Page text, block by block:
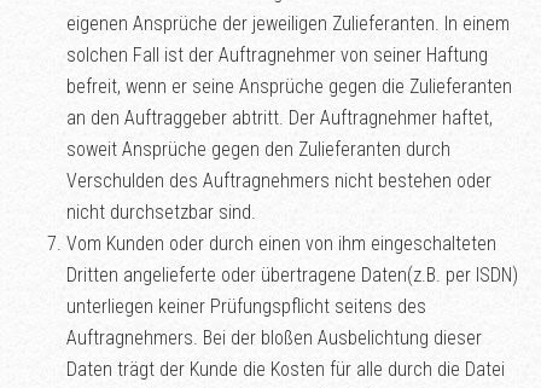
eigenen Ansprüche der jeweiligen Zulieferanten. In einem
solchen Fall ist der Auftragnehmer von seiner Haftung
befreit, wenn er seine Ansprüche gegen die Zulieferanten
an den Auftraggeber abtritt. Der Auftragnehmer haftet,
soweit Ansprüche gegen den Zulieferanten durch
Verschulden des Auftragnehmers nicht bestehen oder
nicht durchsetzbar sind.
Vom Kunden oder durch einen von ihm eingeschalteten
Dritten angelieferte oder übertragene Daten(z.B. per ISDN)
unterliegen keiner Prüfungspflicht seitens des
Auftragnehmers. Bei der bloßen Ausbelichtung dieser
Daten trägt der Kunde die Kosten für alle durch die Datei